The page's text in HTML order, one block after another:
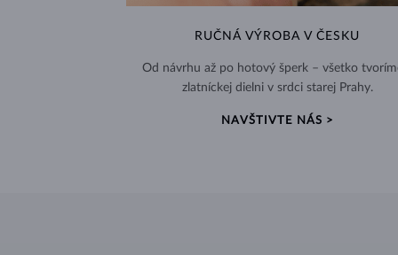
RUČNÁ VÝROBA V ČESKU
Od návrhu až po hotový šperk – všetko
zlatníckej dielni v srdci starej Prahy.
NAVŠTIVTE NÁS >